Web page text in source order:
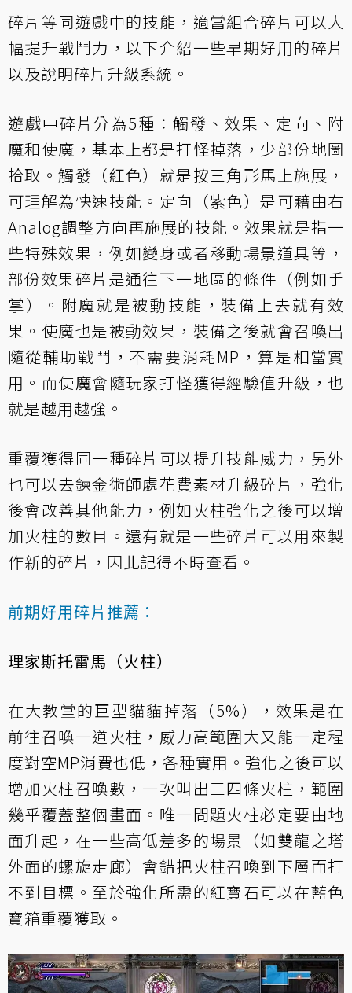
碎片等同遊戲中的技能，適當組合碎片可以大
幅提升戰鬥力，以下介紹一些早期好用的碎片
以及說明碎片升級系統。
遊戲中碎片分為5種：觸發、效果、定向、附
魔和使魔，基本上都是打怪掉落，少部份地圖
拾取。觸發（紅色）就是按三角形馬上施展，
可理解為快速技能。定向（紫色）是可藉由右
Analog調整方向再施展的技能。效果就是指一
些特殊效果，例如變身或者移動場景道具等，
部份效果碎片是通往下一地區的條件（例如手
掌）。附魔就是被動技能，裝備上去就有效
果。使魔也是被動效果，裝備之後就會召喚出
隨從輔助戰鬥，不需要消耗MP，算是相當實
用。而使魔會隨玩家打怪獲得經驗值升級，也
就是越用越強。
重覆獲得同一種碎片可以提升技能威力，另外
也可以去鍊金術師處花費素材升級碎片，強化
後會改善其他能力，例如火柱強化之後可以增
加火柱的數目。還有就是一些碎片可以用來製
作新的碎片，因此記得不時查看。
前期好用碎片推薦：
理家斯托雷馬（火柱）
在大教堂的巨型貓貓掉落（5%），效果是在
前往召喚一道火柱，威力高範圍大又能一定程
度對空MP消費也低，各種實用。強化之後可以
增加火柱召喚數，一次叫出三四條火柱，範圍
幾乎覆蓋整個畫面。唯一問題火柱必定要由地
面升起，在一些高低差多的場景（如雙龍之塔
外面的螺旋走廊）會錯把火柱召喚到下層而打
不到目標。至於強化所需的紅寶石可以在藍色
寶箱重覆獲取。